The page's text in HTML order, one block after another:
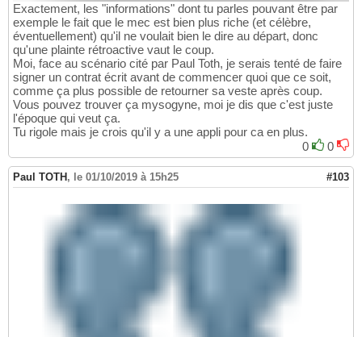
Exactement, les "informations" dont tu parles pouvant être par
exemple le fait que le mec est bien plus riche (et célèbre,
éventuellement) qu'il ne voulait bien le dire au départ, donc
qu'une plainte rétroactive vaut le coup.
Moi, face au scénario cité par Paul Toth, je serais tenté de faire
signer un contrat écrit avant de commencer quoi que ce soit,
comme ça plus possible de retourner sa veste après coup.
Vous pouvez trouver ça mysogyne, moi je dis que c'est juste
l'époque qui veut ça.
Tu rigole mais je crois qu'il y a une appli pour ca en plus.
0
0
Paul TOTH , le 01/10/2019 à 15h25 #103